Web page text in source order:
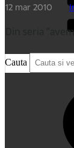
Cauta
12 mar 2010
Din seria